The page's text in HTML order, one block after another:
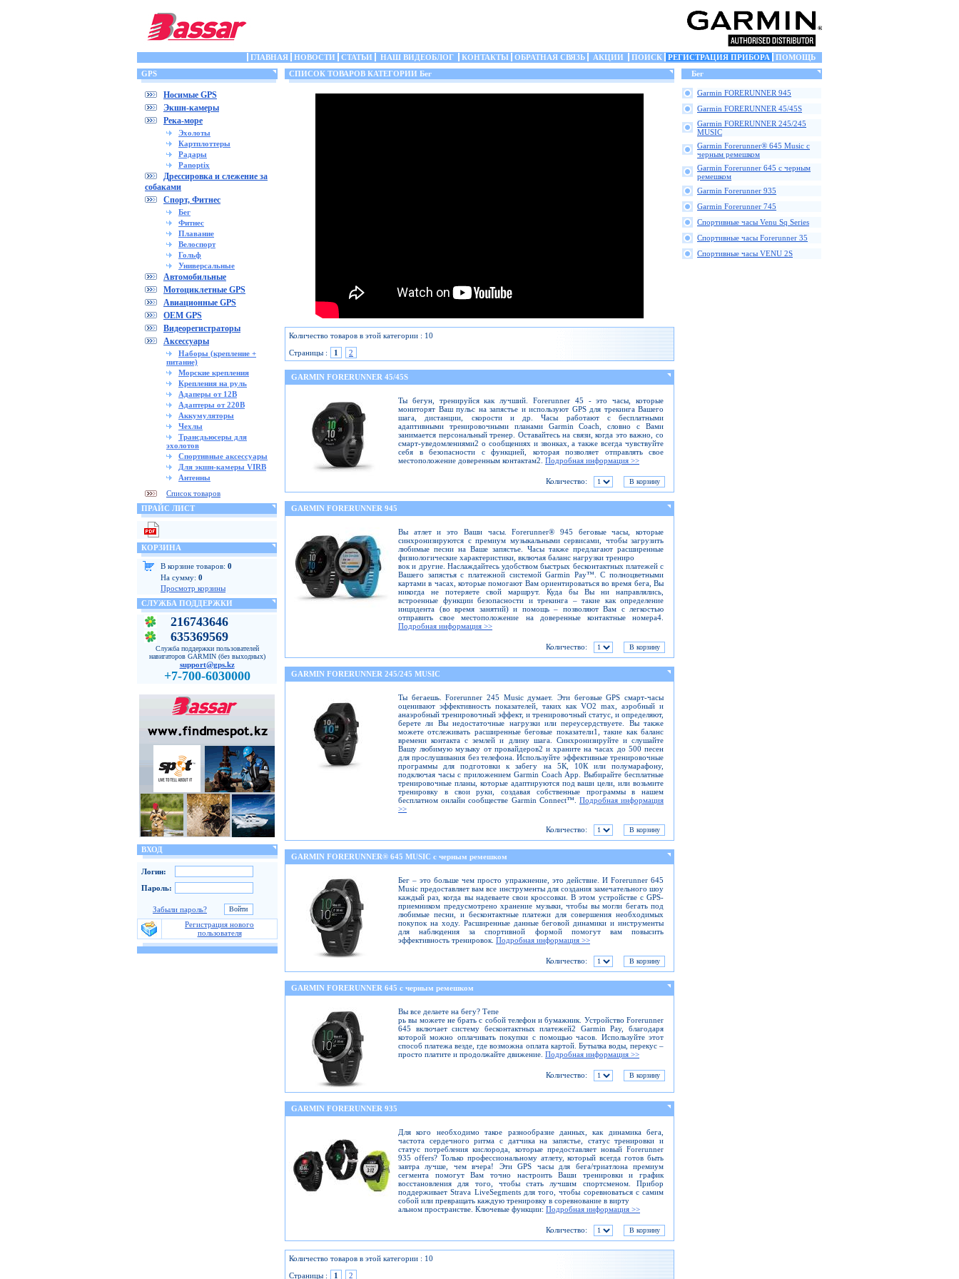
ГЛАВНАЯ НОВОСТИ СТАТЬИ НАШ ВИДЕОБЛОГ КОНТАКТЫ ОБРАТНАЯ СВЯЗЬ АКЦИИ ПОИСК РЕГИСТРАЦИЯ ПРИБОРА
ПОМОЩЬ
GPS
Носимые GPS
Экшн-камеры
Река-море
Эхолоты
Картплоттеры
Радары
Panoptix
Дрессировка и слежение за
собаками
Спорт, Фитнес
Бег
Фитнес
Плавание
Велоспорт
Гольф
Универсальные
Автомобильные
Мотоциклетные GPS
Авиационные GPS
OEM GPS
Видеорегистраторы
Аксессуары
Наборы (крепление +
питание)
Морские крепления
Крепления на руль
Адаперы от 12В
Адаптеры от 220В
Аккумуляторы
Чехлы
Трансдьюсеры для
эхолотов
Спортивные аксессуары
Для экшн-камеры VIRB
Антенны
Список товаров
ПРАЙС ЛИСТ
КОРЗИНА
В корзине товаров: 0
На сумму: 0
Просмотр корзины
СЛУЖБА ПОДДЕРЖКИ
216743646
635369569
Служба поддержки пользователей
навигаторов GARMIN (без выходных)
support@gps.kz
+7-700-6030000
ВХОД
Логин:
Пароль:
Забыли пароль?
Регистрация нового
пользователя
СПИСОК ТОВАРОВ КАТЕГОРИИ Бег
Количество товаров в этой категории : 10
Страницы :
1 2
GARMIN FORERUNNER 45/45S
Ты бегун, тренируйся как лучший. Forerunner 45 - это часы, которые
мониторят Ваш пульс на запястье и используют GPS для трекинга Вашего
шага, дистанции, скорости и др. Часы работают с бесплатными
адаптивными тренировочными планами Garmin Coach, словно с Вами
занимается персональный тренер. Оставайтесь на связи, когда это важно, со
смарт-уведомлениями2 о сообщениях и звонках, а также всегда чувствуйте
себя в безопасности с функцией, которая позволяет отправлять свое
местоположение доверенным контактам2. Подробная информация >>
Количество:
GARMIN FORERUNNER 945
Вы атлет и это Ваши часы. Forerunner® 945 беговые часы, которые
синхронизируются с премиум музыкальными сервисами, чтобы загрузить
любимые песни на Ваше запястье. Часы также предлагают расширенные
физиологические характеристики, включая баланс нагрузки трениро
вок и другие. Наслаждайтесь удобством быстрых бесконтактных платежей с
Вашего запястья с платежной системой Garmin Pay™. С полноцветными
картами в часах, которые помогают Вам ориентироваться во время бега, Вы
никогда не потеряете свой маршрут. Куда бы Вы ни направлялись,
встроенные функции безопасности и трекинга – такие как определение
инцидента (во время занятий) и помощь – позволяют Вам с легкостью
отправить свое местоположение на доверенные контактные номера4.
Подробная информация >>
Количество:
GARMIN FORERUNNER 245/245 MUSIC
Ты бегаешь. Forerunner 245 Music думает. Эти беговые GPS смарт-часы
оценивают эффективность показателей, таких как VO2 max, аэробный и
анаэробный тренировочный эффект, и тренировочный статус, и определяют,
берете ли Вы недостаточные нагрузки или переусердствуете. Вы также
можете отслеживать расширенные беговые показатели1, такие как баланс
времени контакта с землей и длину шага. Синхронизируйте и слушайте
Вашу любимую музыку от провайдеров2 и храните на часах до 500 песен
для прослушивания без телефона. Используйте эффективные тренировочные
программы для подготовки к забегу на 5К, 10К или полумарафону,
подключая часы с приложением Garmin Coach App. Выбирайте бесплатные
тренировочные планы, которые адаптируются под ваши цели, или возьмите
тренировку в свои руки, создавая собственные программы в нашем
бесплатном онлайн сообществе Garmin Connect™. Подробная информация
>>
Количество:
GARMIN FORERUNNER® 645 MUSIC с черным ремешком
Бег – это больше чем просто упражнение, это действие. И Forerunner 645
Music предоставляет вам все инструменты для создания замечательного шоу
каждый раз, когда вы надеваете свои кроссовки. В этом устройстве с GPS-
приемником предусмотрено хранение музыки, чтобы вы могли бегать под
любимые песни, и бесконтактные платежи для совершения необходимых
покупок на ходу. Расширенные данные беговой динамики и инструменты
для наблюдения за спортивной формой помогут вам повысить
эффективность тренировок. Подробная информация >>
Количество:
GARMIN FORERUNNER 645 с черным ремешком
Вы все делаете на бегу? Тепе
рь вы можете не брать с собой телефон и бумажник. Устройство Forerunner
645 включает систему бесконтактных платежей2 Garmin Pay, благодаря
которой можно оплачивать покупки с помощью часов. Используйте этот
способ платежа везде, где возможна оплата картой. Бутылка воды, перекус –
просто платите и продолжайте движение. Подробная информация >>
Количество:
GARMIN FORERUNNER 935
Для кого необходимо такое разнообразие данных, как динамика бега,
частота сердечного ритма с датчика на запястье, статус тренировки и
статус потребления кислорода, которые предоставляет новый Forerunner
935 offers? Только профессиональному атлету, который всегда готов быть
завтра лучше, чем вчера! Эти GPS часы для бега/триатлона премиум
сегмента помогут Вам точно настроить Ваши тренировки и график
восстановления для того, чтобы стать лучшим спортсменом. Прибор
поддерживает Strava LiveSegments для того, чтобы соревноваться с самим
собой или превращать каждую тренировку в соревнование в вирту
альном пространстве. Ключевые функции: Подробная информация >>
Количество:
Количество товаров в этой категории : 10
Страницы :
1 2
Бег
Garmin FORERUNNER 945
Garmin FORERUNNER 45/45S
Garmin FORERUNNER 245/245
MUSIC
Garmin Forerunner® 645 Music с
черным ремешком
Garmin Forerunner 645 с черным
ремешком
Garmin Forerunner 935
Garmin Forerunner 745
Спортивные часы Venu Sq Series
Спортивные часы Forerunner 35
Спортивные часы VENU 2S